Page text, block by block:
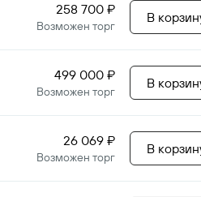
258 700 ₽
Возможен торг
В
499 000 ₽
Возможен торг
В
26 069 ₽
Возможен торг
В